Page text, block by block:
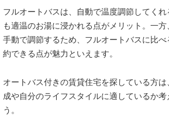
フルオートバスは、自動で温度調節してく
も適温のお湯に浸かれる点がメリット。一
手動で調節するため、フルオートバスに比
約できる点が魅力といえます。
オートバス付きの賃貸住宅を探している方
成や自分のライフスタイルに適しているか考
う。